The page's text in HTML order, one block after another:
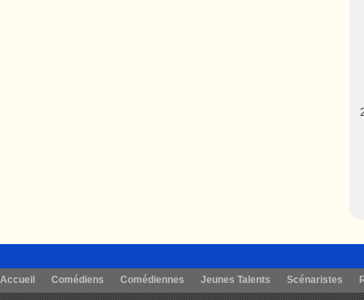
Accueil Comédiens Comédiennes Jeunes Talents Scénaristes